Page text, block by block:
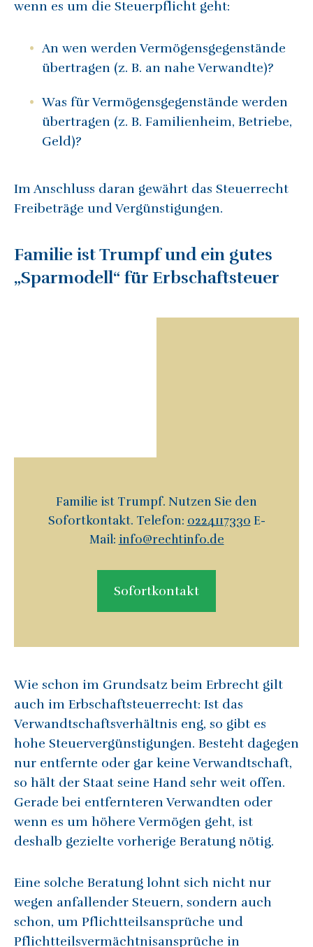
wenn es um die Steuerpflicht geht:
An wen werden Vermögensgegenstände
übertragen (z. B. an nahe Verwandte)?
Was für Vermögensgegenstände werden
übertragen (z. B. Familienheim, Betriebe,
Geld)?
Im Anschluss daran gewährt das Steuerrecht
Freibeträge und Vergünstigungen.
Familie ist Trumpf und ein gutes
„Sparmodell“ für Erbschaftsteuer
Familie ist Trumpf. Nutzen Sie den
Sofortkontakt. Telefon: 0224117330 E-
Mail: info@rechtinfo.de
Sofortkontakt
Wie schon im Grundsatz beim Erbrecht gilt
auch im Erbschaftsteuerrecht: Ist das
Verwandtschaftsverhältnis eng, so gibt es
hohe Steuervergünstigungen. Besteht dagegen
nur entfernte oder gar keine Verwandtschaft,
so hält der Staat seine Hand sehr weit offen.
Gerade bei entfernteren Verwandten oder
wenn es um höhere Vermögen geht, ist
deshalb gezielte vorherige Beratung nötig.
Eine solche Beratung lohnt sich nicht nur
wegen anfallender Steuern, sondern auch
schon, um Pflichtteilsansprüche und
Pflichtteilsvermächtnisansprüche in